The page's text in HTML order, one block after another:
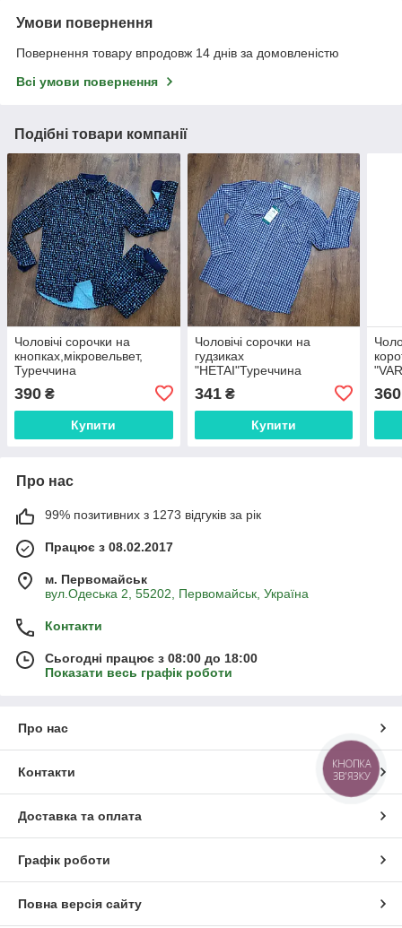
Умови повернення
Повернення товару впродовж 14 днів за домовленістю
Всі умови повернення
Подібні товари компанії
Чоловічі сорочки на
кнопках,мікровельвет,
Туреччина
390 ₴
Купити
Чоловічі сорочки на
гудзиках
"HETAI"Туреччина
341₴
Купити
360
Про нас
99% позитивних з 1273 відгуків за рік
Працює з 08.02.2017
м. Первомайськ
вул.Одеська 2, 55202, Первомайськ, Україна
Контакти
Сьогодні працює з 08:00 до 18:00
Показати весь графік роботи
Про нас
Контакти
Доставка та оплата
Графік роботи
Повна версія сайту
КНОПКА
ЗВ'ЯЗКУ